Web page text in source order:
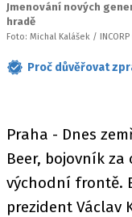
Jmenování nových
hradě
Foto: Michal Kalášek /
Proč důvěřovat
Praha - Dnes
Beer, bojovník za
východní frontě.
prezident Václav